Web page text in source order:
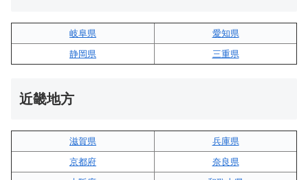
岐阜県
愛知県
静岡県
三重県
近畿地方
滋賀県
兵庫県
京都府
奈良県